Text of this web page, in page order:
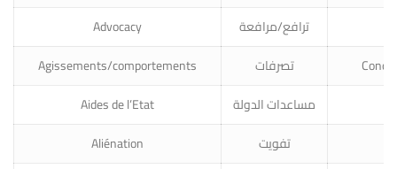
Advocacy
ترافع/مرافعة
Agissements/comportements
تصرفات
Aides de l’Etat
مساعدات الدولة
Aliénation
تفويت